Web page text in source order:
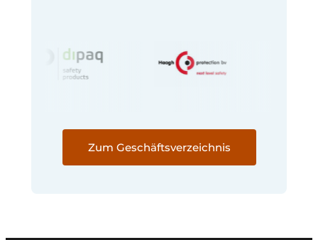
Zum Geschäftsverzeichnis